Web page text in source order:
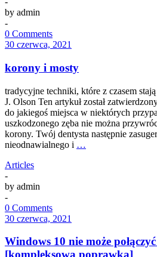
by admin
-
0 Comments
30 czerwca, 2021
korony i mosty
tradycyjne techniki, które z czasem
J. Olson Ten artykuł został
do jakiegoś miejsca w niektórych
uszkodzonego zęba nie można
korony. Twój dentysta następnie
nieodnawialnego i …
Articles
-
by admin
-
0 Comments
30 czerwca, 2021
Windows 10 nie może